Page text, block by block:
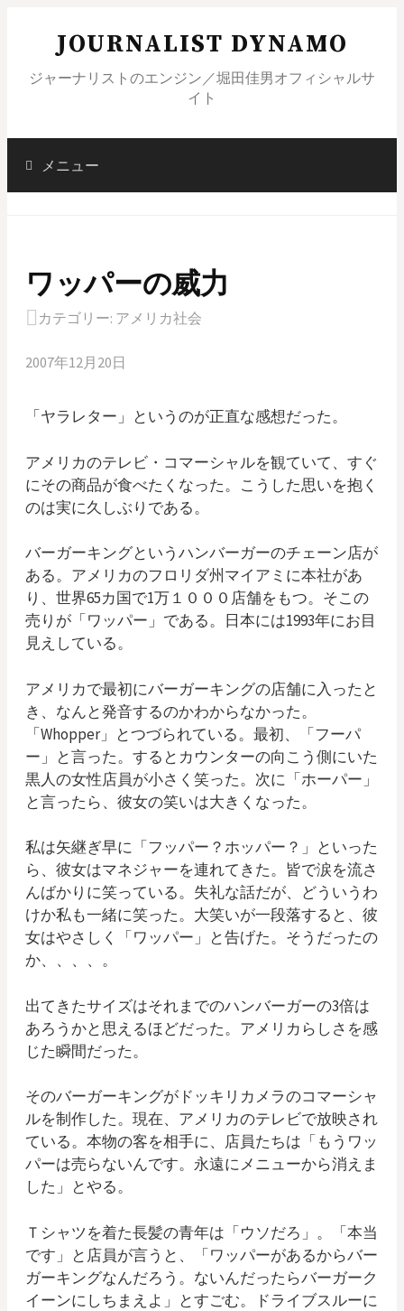
ッ
JOURNALIST DYNAMO
ジャーナリストのエンジン／堀田佳男オフィシャルサ
イト
メニュー
ワッパーの威力
カテゴリー: アメリカ社会
2007年12月20日
「ヤラレター」というのが正直な感想だった。
アメリカのテレビ・コマーシャルを観ていて、すぐ
にその商品が食べたくなった。こうした思いを抱く
のは実に久しぶりである。
バーガーキングというハンバーガーのチェーン店が
ある。アメリカのフロリダ州マイアミに本社があ
り、世界65カ国で1万１０００店舗をもつ。そこの
売りが「ワッパー」である。日本には1993年にお目
見えしている。
アメリカで最初にバーガーキングの店舗に入ったと
き、なんと発音するのかわからなかった。
「Whopper」とつづられている。最初、「フーパ
ー」と言った。するとカウンターの向こう側にいた
黒人の女性店員が小さく笑った。次に「ホーパー」
と言ったら、彼女の笑いは大きくなった。
私は矢継ぎ早に「フッパー？ホッパー？」といった
ら、彼女はマネジャーを連れてきた。皆で涙を流さ
んばかりに笑っている。失礼な話だが、どういうわ
けか私も一緒に笑った。大笑いが一段落すると、彼
女はやさしく「ワッパー」と告げた。そうだったの
か、、、、。
出てきたサイズはそれまでのハンバーガーの3倍は
あろうかと思えるほどだった。アメリカらしさを感
じた瞬間だった。
そのバーガーキングがドッキリカメラのコマーシャ
ルを制作した。現在、アメリカのテレビで放映され
ている。本物の客を相手に、店員たちは「もうワッ
パーは売らないんです。永遠にメニューから消えま
した」とやる。
Ｔシャツを着た長髪の青年は「ウソだろ」。「本当
です」と店員が言うと、「ワッパーがあるからバー
ガーキングなんだろう。ないんだったらバーガーク
イーンにしちまえよ」とすごむ。ドライブスルーに